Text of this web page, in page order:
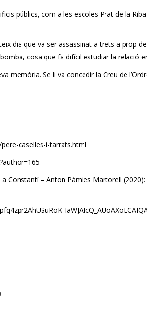
públics, com a les escoles Prat de la
dia que va ser assassinat a trets a prop
cosa que fa difícil estudiar la relació
memòria. Se li va concedir la Creu de
caselles-i-tarrats.html
a Constantí – Anton Pàmies Martorell (2020):